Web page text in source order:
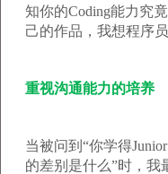
知你的Coding能力究
己的作品，我想程序
重视沟通能力的培养
当被问到“你学得
的差别是什么”时，我